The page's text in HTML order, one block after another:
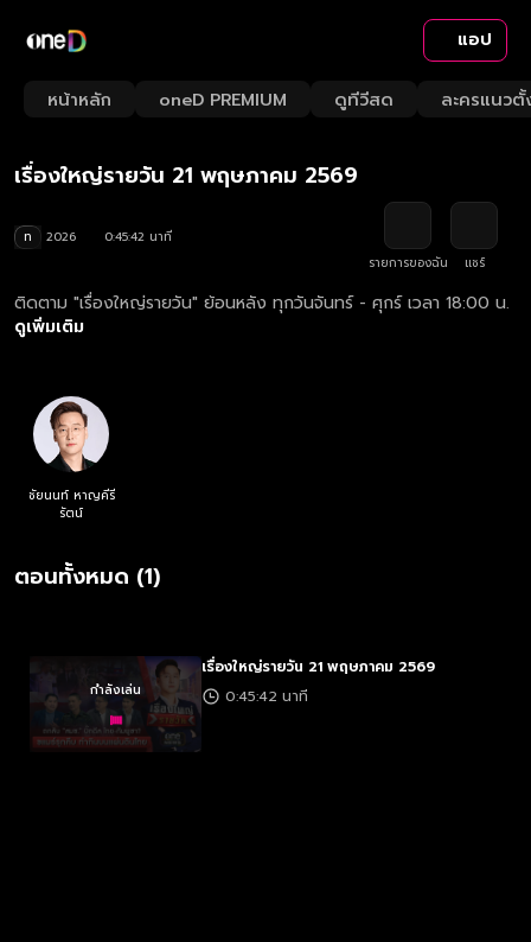
แอป
หน้าหลัก oneD PREMIUM ดูทีวีสด ละครแนวตั้
Loaded:
1.53%
Rate
เรื่องใหญ่รายวัน 21 พฤษภาคม 2569
ท 2026
0:45:42 นาที
รายการของฉัน
แชร์
ติดตาม "เรื่องใหญ่รายวัน" ย้อนหลัง ทุกวันจันทร์ - ศุกร์ เวลา 18:00 น.
ดูเพิ่มเติม
ชัยนนท์ หาญคีรี
รัตน์
ตอนทั้งหมด (1)
กำลังเล่น
เรื่องใหญ่รายวัน 21 พฤษภาคม 2569
0:45:42 นาที